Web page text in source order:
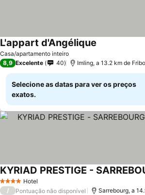
Casa/apartamento inteiro
L'appart d'Angélique
8,9 Excelente 40 Imling, a 13.2 km de
Selecione as datas para ver os preços
exatos.
4 EstrelasHotel
/ Pontuação não disponível Sarrebourg, a